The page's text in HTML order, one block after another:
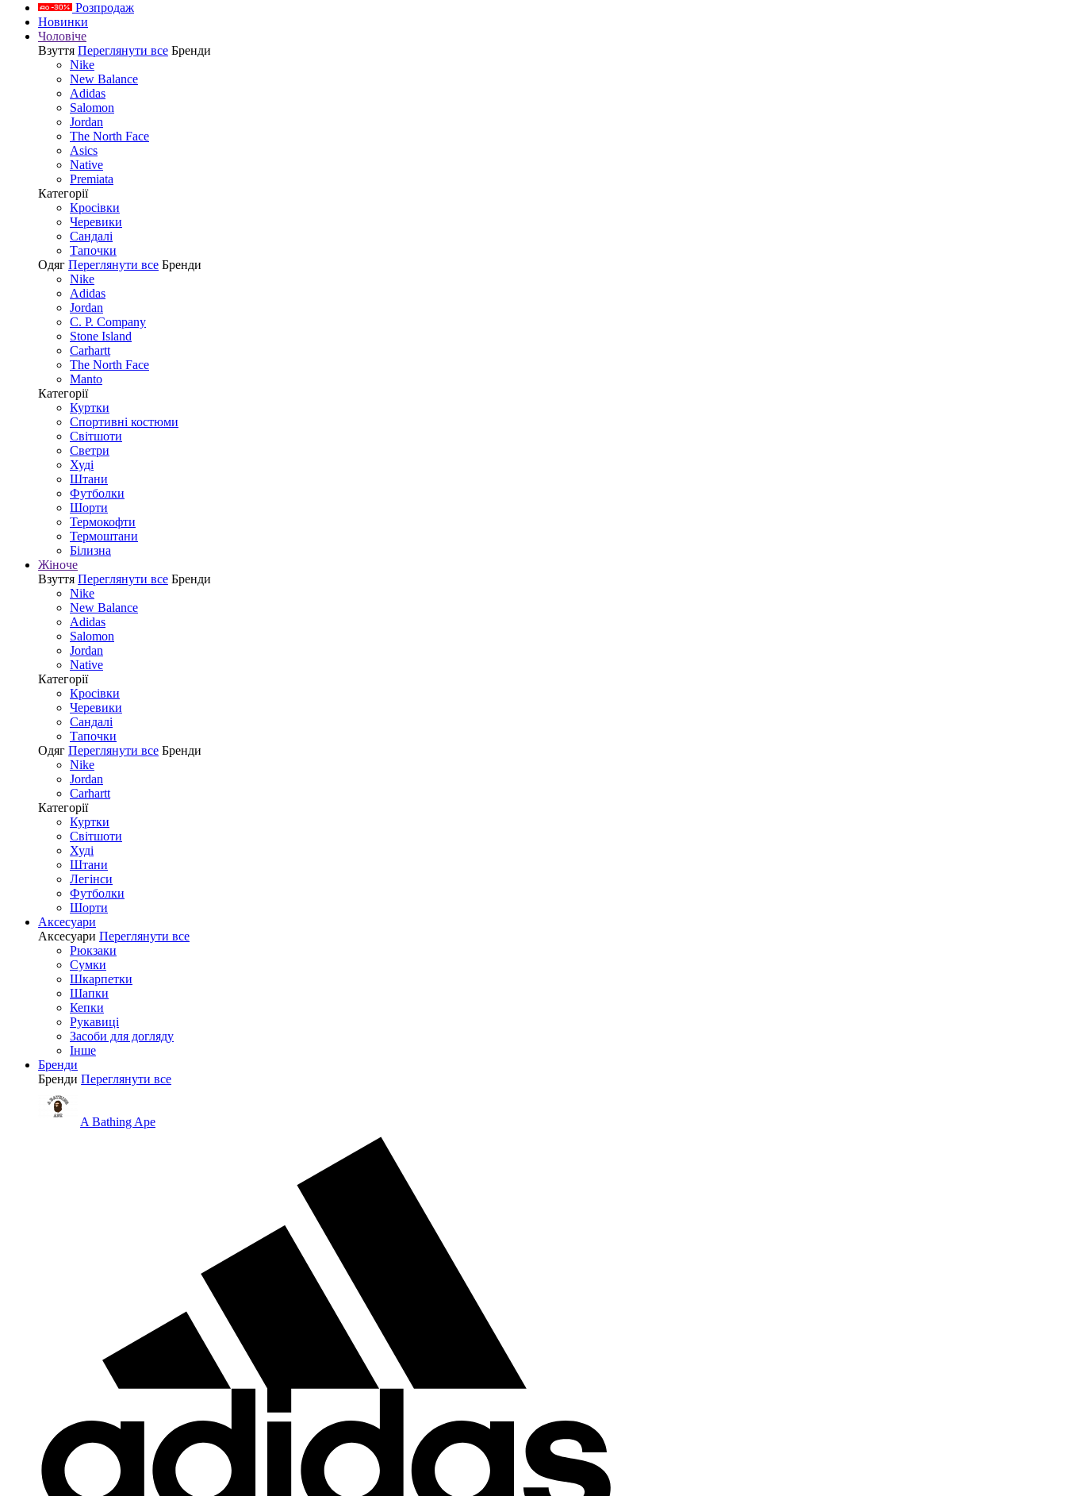
Розпродаж
Новинки
Чоловіче
Взуття Переглянути все Бренди
Nike
New Balance
Adidas
Salomon
Jordan
The North Face
Asics
Native
Premiata
Категорії
Кросівки
Черевики
Сандалі
Tапочки
Одяг Переглянути все Бренди
Nike
Adidas
Jordan
C. P. Company
Stone Island
Carhartt
The North Face
Manto
Категорії
Куртки
Спортивні костюми
Світшоти
Светри
Худі
Штани
Футболки
Шорти
Термокофти
Термоштани
Білизна
Жіноче
Взуття Переглянути все Бренди
Nike
New Balance
Adidas
Salomon
Jordan
Native
Категорії
Кросівки
Черевики
Сандалі
Tапочки
Одяг Переглянути все Бренди
Nike
Jordan
Carhartt
Категорії
Куртки
Світшоти
Худі
Штани
Легінси
Футболки
Шорти
Аксесуари
Аксесуари Переглянути все
Рюкзаки
Сумки
Шкарпетки
Шапки
Кепки
Рукавиці
Засоби для догляду
Інше
Бренди
Бренди Переглянути все
A Bathing Ape